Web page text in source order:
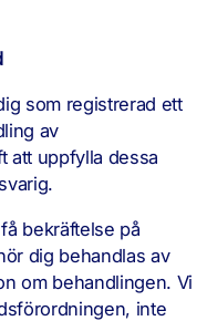
som registrerad ett
av
att uppfylla dessa
bekräftelse på
dig behandlas av
om behandlingen. Vi
inte